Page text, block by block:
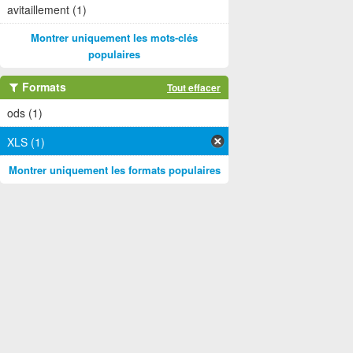
avitaillement (1)
Montrer uniquement les mots-clés
populaires
Formats Tout effacer
ods (1)
XLS (1)
Montrer uniquement les formats populaires